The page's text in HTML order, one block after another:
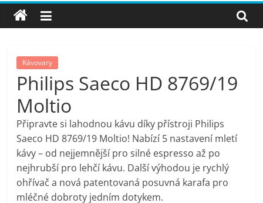
nejlepší
elektronika
porovnání,
pračky,
televize,
notebooky,
Kávovary
Philips Saeco HD 8769/19
Moltio
Připravte si lahodnou kávu díky přístroji Philips
Saeco HD 8769/19 Moltio! Nabízí 5 nastavení mletí
kávy – od nejjemnější pro silné espresso až po
nejhrubší pro lehčí kávu. Další výhodou je rychlý
ohřívač a nová patentovaná posuvná karafa pro
mléčné dobroty jedním dotykem.